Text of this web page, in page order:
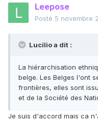
Leepose
Posté 5 novembre
Lucilio a dit :
La hiérarchisation
belge. Les Belges l'ont
frontières, elles sont
et de la Société des
Je suis d'accord mais ca